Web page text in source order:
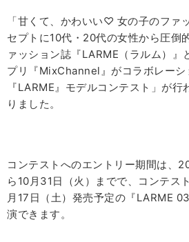
「甘くて、かわいい♡ 女の子のファ
セプトに10代・ 20代の女性から圧倒
ァッション誌『LARME （ラルム）
プリ『MixChannel 』がコラボレー
『LARME』モデルコンテスト」が行
りました。
コンテストへのエントリー期間は、
ら 10月 31 日（火）までで、コンテス
月 17 日（土）発売予定の『LARME
演できます。